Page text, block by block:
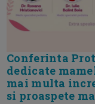
Conferinta
dedicate
mai multa
si proaspete